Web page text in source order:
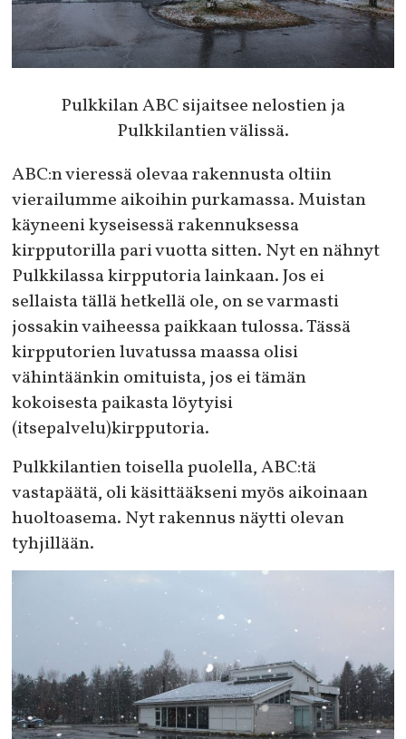
Pulkkilan ABC sijaitsee nelostien ja
Pulkkilantien välissä.
ABC:n vieressä olevaa rakennusta oltiin
vierailumme aikoihin purkamassa. Muistan
käyneeni kyseisessä rakennuksessa
kirpputorilla pari vuotta sitten. Nyt en nähnyt
Pulkkilassa kirpputoria lainkaan. Jos ei
sellaista tällä hetkellä ole, on se varmasti
jossakin vaiheessa paikkaan tulossa. Tässä
kirpputorien luvatussa maassa olisi
vähintäänkin omituista, jos ei tämän
kokoisesta paikasta löytyisi
(itsepalvelu)kirpputoria.
Pulkkilantien toisella puolella, ABC:tä
vastapäätä, oli käsittääkseni myös aikoinaan
huoltoasema. Nyt rakennus näytti olevan
tyhjillään.